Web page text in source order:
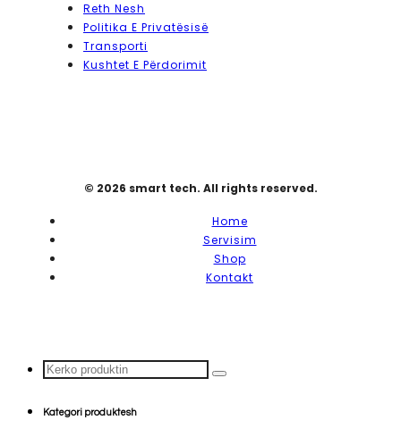
Reth Nesh
Politika E Privatësisë
Transporti
Kushtet E Përdorimit
© 2026 smart tech. All rights reserved.
Home
Servisim
Shop
Kontakt
Search
...
Kategori produktesh